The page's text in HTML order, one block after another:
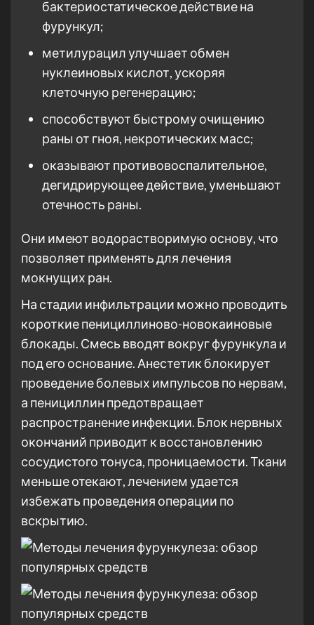
бактериостатическое действие на
фурункул;
метилурацил улучшает обмен
нуклеиновых кислот, ускоряя
клеточную регенерацию;
способствуют быстрому очищению
раны от гноя, некротических масс;
оказывают противовоспалительное,
дегидрирующее действие, уменьшают
отечность раны.
Они имеют водорастворимую основу, что
позволяет применять для лечения
мокнущих ран.
На стадии инфильтрации можно проводить
короткие пенициллиново-новокаиновые
блокады. Смесь вводят вокруг фурункула и
под его основание. Анестетик блокирует
проведение болевых импульсов по нервам,
а пенициллин предотвращает
распространение инфекции. Блок нервных
окончаний приводит к восстановлению
сосудистого тонуса, проницаемости. Ткани
меньше отекают, лечением удается
избежать проведения операции по
вскрытию.